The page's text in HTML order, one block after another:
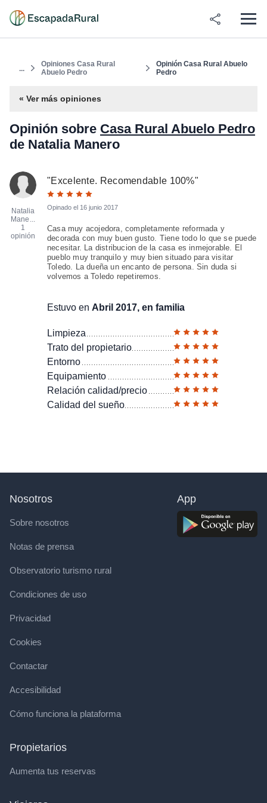
...
Opiniones Casa Rural
Abuelo Pedro
Opinión Casa Rural Abuelo
Pedro
« Ver más opiniones
Opinión sobre Casa Rural Abuelo Pedro
de Natalia Manero
Natalia
Mane...
1
opinión
"Excelente. Recomendable 100%"
Opinado el 16 junio 2017
Casa muy acojedora, completamente reformada y
decorada con muy buen gusto. Tiene todo lo que se puede
necesitar. La distribucion de la casa es inmejorable. El
pueblo muy tranquilo y muy bien situado para visitar
Toledo. La dueña un encanto de persona. Sin duda si
volvemos a Toledo repetiremos.
Estuvo en Abril 2017, en familia
Limpieza
Trato del propietario
Entorno
Equipamiento
Relación calidad/precio
Calidad del sueño
Nosotros
Sobre nosotros
Notas de prensa
Observatorio turismo rural
Condiciones de uso
Privacidad
Cookies
Contactar
Accesibilidad
Cómo funciona la plataforma
Propietarios
Aumenta tus reservas
App